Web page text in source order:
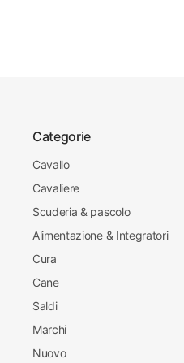
Categorie
Cavallo
Cavaliere
Scuderia & pascolo
Alimentazione & Integratori
Cura
Cane
Saldi
Marchi
Nuovo